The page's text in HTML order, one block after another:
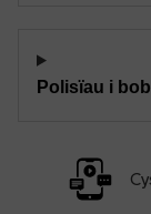
Polisïau i